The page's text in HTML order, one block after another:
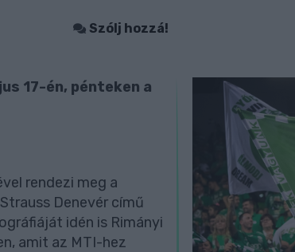
Szólj hozzá!
17-én, pénteken a
rendezi meg a
Denevér című
idén is Rimányi
amit az MTI-hez